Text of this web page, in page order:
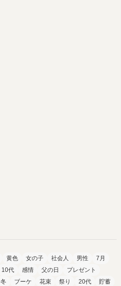
黄色 女の子 社会人 男性
7月
10代 感情 父の日
プレゼント
冬 ブーケ 花束 祭り 20代
貯蓄